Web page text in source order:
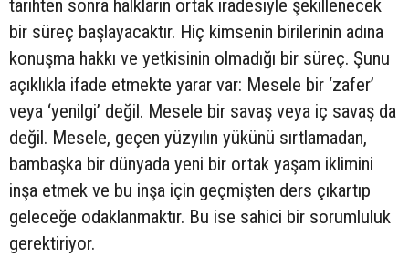
tarihten sonra halkların ortak iradesiyle şekillenecek
bir süreç başlayacaktır. Hiç kimsenin birilerinin adına
konuşma hakkı ve yetkisinin olmadığı bir süreç. Şunu
açıklıkla ifade etmekte yarar var: Mesele bir ‘zafer’
veya ‘yenilgi’ değil. Mesele bir savaş veya iç savaş da
değil. Mesele, geçen yüzyılın yükünü sırtlamadan,
bambaşka bir dünyada yeni bir ortak yaşam iklimini
inşa etmek ve bu inşa için geçmişten ders çıkartıp
geleceğe odaklanmaktır. Bu ise sahici bir sorumluluk
gerektiriyor.